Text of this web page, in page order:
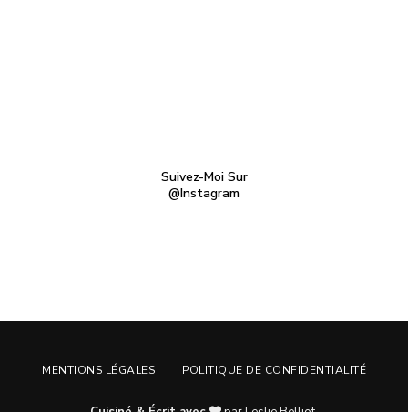
Suivez-Moi Sur
@Instagram
MENTIONS LÉGALES POLITIQUE DE CONFIDENTIALITÉ